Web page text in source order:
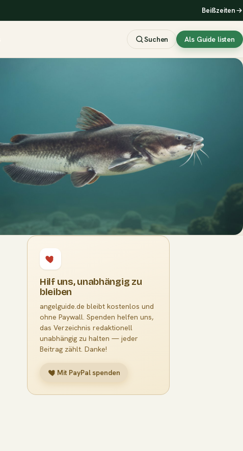
Beißzeiten
Suchen Als Guide listen
Hilf uns, unabhängig zu
bleiben
angelguide.de bleibt kostenlos und
ohne Paywall. Spenden helfen uns,
das Verzeichnis redaktionell
unabhängig zu halten — jeder
Beitrag zählt. Danke!
Mit PayPal spenden